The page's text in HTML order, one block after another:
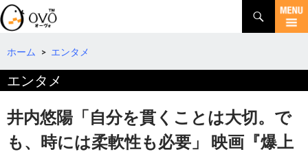
検
索
コ
テ
へ
動
ホーム > エンタメ
エンタメ
井内悠陽「自分を貫くことは大切。で
も、時には柔軟性も必要」 映画『爆上